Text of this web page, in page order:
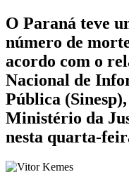
O Paraná teve
número de
acordo com o
Nacional de
Pública
Ministério da
nesta quarta-